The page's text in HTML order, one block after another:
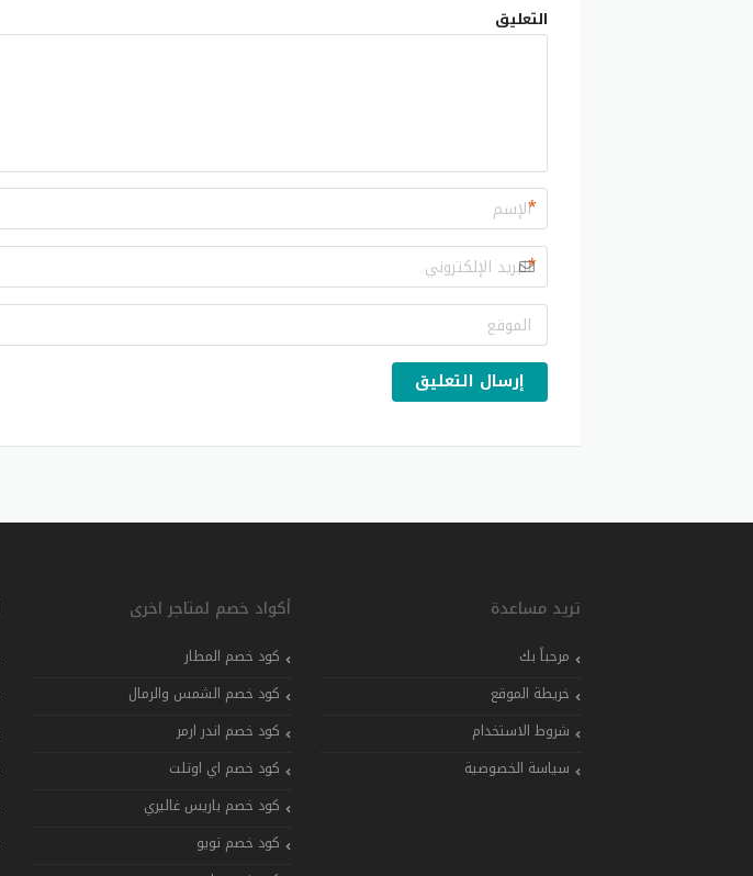
التعليق
*
*
إرسال التعليق
تريد مساعدة
مرحباً بك
خريطة الموقع
شروط الاستخدام
سياسة الخصوصية
أكواد خصم لمتاجر اخرى
كود خصم المطار
كود خصم الشمس والرمال
كود خصم اندر ارمر
كود خصم اي اوتلت
كود خصم باريس غاليري
كود خصم تويو